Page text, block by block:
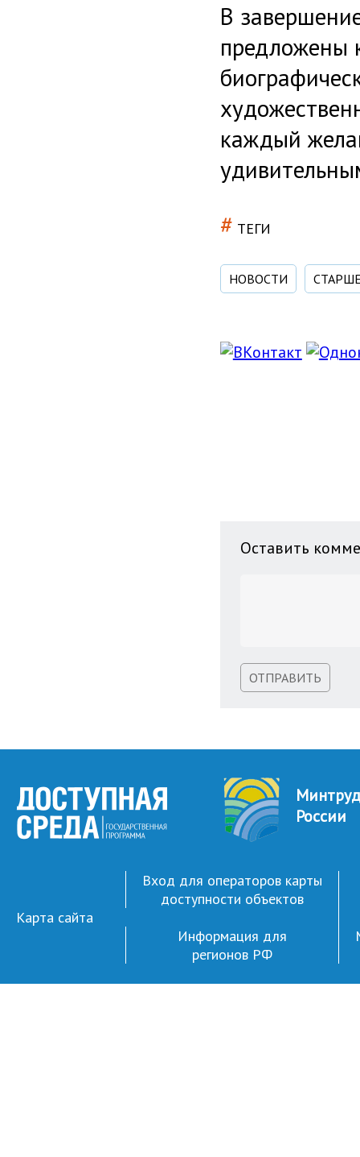
В
предложены
каждый
# ТЕГИ
НОВОСТИ
Оставить
ОТПРАВИТЬ
Минтруд
России
Карта сайта
Вход для операторов карты
доступности объектов
Информация для
регионов РФ